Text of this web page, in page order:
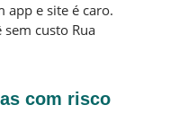
app e site é caro.
sem custo Rua
com risco